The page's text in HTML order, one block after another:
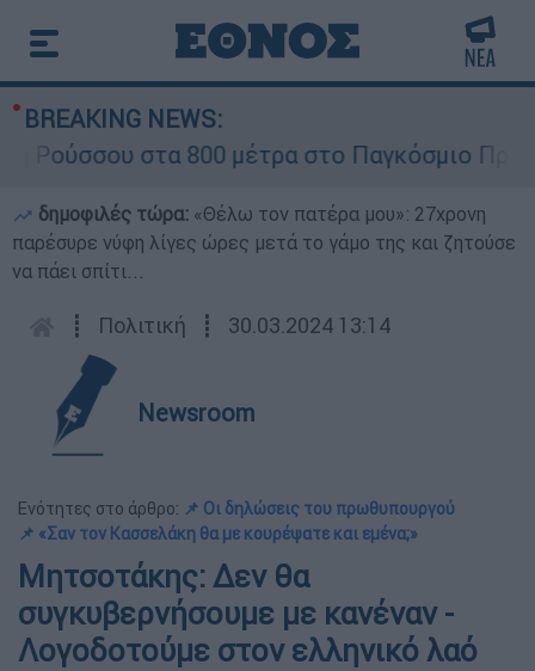
BREAKING NEWS:
στα 800 μέτρα στο Παγκόσμιο
δημοφιλές τώρα: «Θέλω τον πατέρα μου»: 27χρονη
παρέσυρε νύφη λίγες ώρες μετά το γάμο της και ζητούσε
να πάει σπίτι...
┋ Πολιτική ┋ 30.03.2024 13:14
Newsroom
Ενότητες στο άρθρο: 📌 Οι δηλώσεις του πρωθυπουργού
📌 «Σαν τον Κασσελάκη θα με κουρέψατε και εμένα;»
Mητσοτάκης: Δεν θα
συγκυβερνήσουμε με κανέναν -
Λογοδοτούμε στον ελληνικό λαό